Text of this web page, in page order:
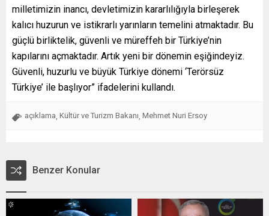
milletimizin inancı, devletimizin kararlılığıyla birleşerek
kalıcı huzurun ve istikrarlı yarınların temelini atmaktadır. Bu
güçlü birliktelik, güvenli ve müreffeh bir Türkiye’nin
kapılarını açmaktadır. Artık yeni bir dönemin eşiğindeyiz.
Güvenli, huzurlu ve büyük Türkiye dönemi ‘Terörsüz
Türkiye’ ile başlıyor” ifadelerini kullandı.
açıklama Kültür ve Turizm Bakanı Mehmet Nuri Ersoy
Benzer Konular